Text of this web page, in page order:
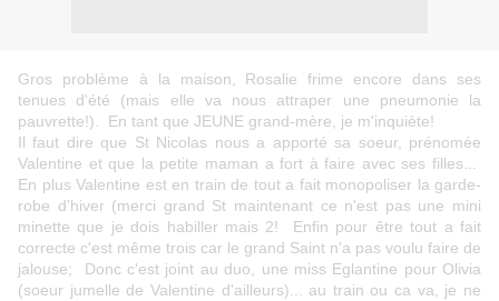
Gros problème à la maison, Rosalie frime encore dans ses
tenues d'été (mais elle va nous attraper une pneumonie la
pauvrette!). En tant que JEUNE grand-mère, je m'inquiète!
Il faut dire que St Nicolas nous a apporté sa soeur, prénomée
Valentine et que la petite maman a fort à faire avec ses filles...
En plus Valentine est en train de tout a fait monopoliser la garde-
robe d'hiver (merci grand St maintenant ce n'est pas une mini
minette que je dois habiller mais 2! Enfin pour être tout a fait
correcte c'est même trois car le grand Saint n'a pas voulu faire de
jalouse; Donc c'est joint au duo, une miss Eglantine pour Olivia
(soeur jumelle de Valentine d'ailleurs)... au train ou ca va, je ne